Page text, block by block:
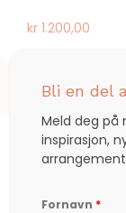
kr 1.200,00
Bli en del
Meld deg på
inspirasjon,
Fornavn *